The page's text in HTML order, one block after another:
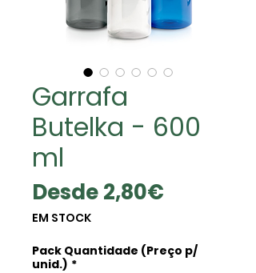
Garrafa
Butelka - 600
ml
Desde2,80€
oferta
EM STOCK
Pack Quantidade (Preço p/
unid.) *